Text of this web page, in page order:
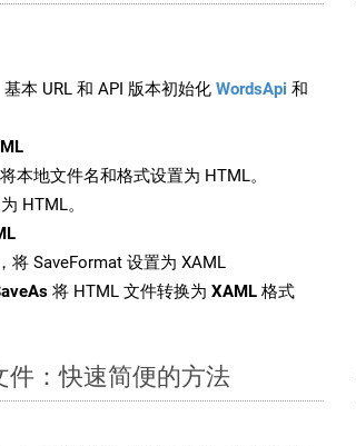
本 URL 和 API 版本初始化 WordsApi 和
将本地文件名和格式设置为 HTML。
HTML。
，将 SaveFormat 设置为 XAML
将 HTML 文件转换为 XAML 格式
：快速简便的方法